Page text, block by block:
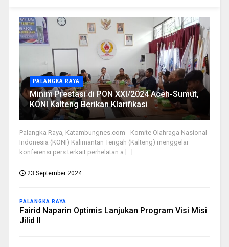
PALANGKA RAYA
Minim Prestasi di PON XXI/2024 Aceh-Sumut,
KONI Kalteng Berikan Klarifikasi
Palangka Raya, Katambungnes.com - Komite Olahraga Nasional
Indonesia (KONI) Kalimantan Tengah (Kalteng) menggelar
konferensi pers terkait perhelatan a [...]
23 September 2024
PALANGKA RAYA
Fairid Naparin Optimis Lanjukan Program Visi Misi
Jilid II